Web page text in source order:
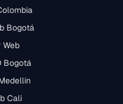
Bogotá
Web
Bogotá
Cali